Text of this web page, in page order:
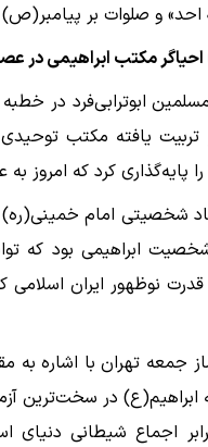
احد» و صلوات بر
مکتب ابراهیمی در
ابوترابی‌فرد در
تربیت یافته مکتب
پایه‌گذاری کرد که امروز
شخصیتی امام
شخصیت ابراهیمی بود که
قدرت نوظهور ایران
ابراهیم(ع) در سخت‌ترین
اجماع شیطانی دنیای